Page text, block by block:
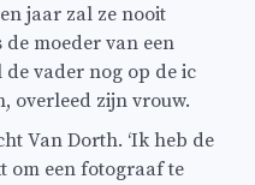
jaar zal ze nooit
moeder van een
vader nog op de ic
overleed zijn vrouw.
Van Dorth. ‘Ik heb de
om een fotograaf te